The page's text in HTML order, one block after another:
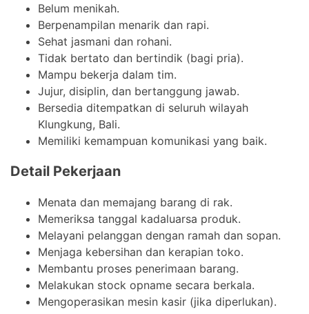
Belum menikah.
Berpenampilan menarik dan rapi.
Sehat jasmani dan rohani.
Tidak bertato dan bertindik (bagi pria).
Mampu bekerja dalam tim.
Jujur, disiplin, dan bertanggung jawab.
Bersedia ditempatkan di seluruh wilayah
Klungkung, Bali.
Memiliki kemampuan komunikasi yang baik.
Detail Pekerjaan
Menata dan memajang barang di rak.
Memeriksa tanggal kadaluarsa produk.
Melayani pelanggan dengan ramah dan sopan.
Menjaga kebersihan dan kerapian toko.
Membantu proses penerimaan barang.
Melakukan stock opname secara berkala.
Mengoperasikan mesin kasir (jika diperlukan).